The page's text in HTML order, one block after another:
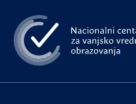
na
glavni
sadržaj